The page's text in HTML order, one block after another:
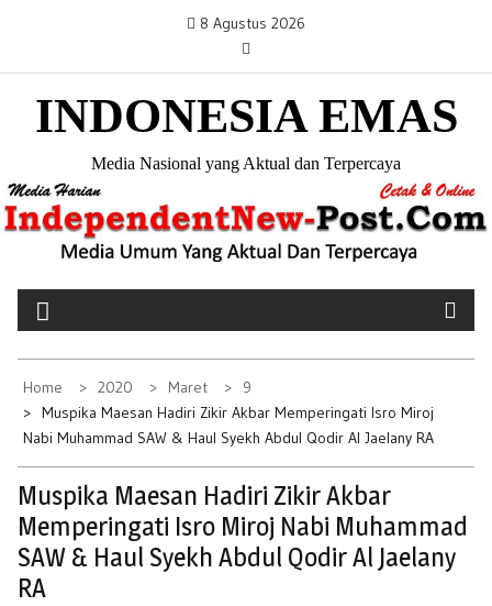
i
o
8 Agustus 2026
INDONESIA EMAS
Media Nasional yang Aktual dan Terpercaya
Home 2020 Maret
9
Muspika Maesan Hadiri Zikir Akbar Memperingati Isro Miroj
Nabi Muhammad SAW & Haul Syekh Abdul Qodir Al Jaelany RA
Muspika Maesan Hadiri Zikir Akbar
Memperingati Isro Miroj Nabi Muhammad
SAW & Haul Syekh Abdul Qodir Al Jaelany
RA